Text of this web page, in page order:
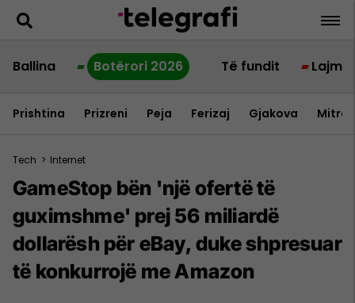
Ballina Botërori 2026 Të fundit Lajme
Prishtina Prizreni Peja Ferizaj Gjakova
Tech > Internet
GameStop bën 'një ofertë të
guximshme' prej 56 miliardë
dollarësh për eBay, duke shpresuar
të konkurrojë me Amazon